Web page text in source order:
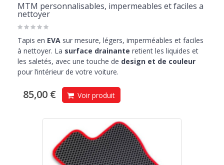
MTM personnalisables, impermeables et faciles a
nettoyer
Tapis en EVA sur mesure, légers, imperméables et faciles
à nettoyer. La surface drainante retient les liquides et
les saletés, avec une touche de design et de couleur
pour l’intérieur de votre voiture.
85,00 € Voir produit